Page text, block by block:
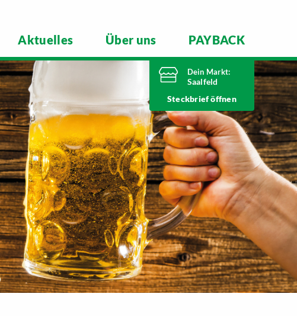
Aktuelles Über uns PAYBACK
Dein Markt:
Saalfeld
Heute bis
Telefonnummer
03671 5970
Mittlerer Watzenbach 4
07318 Saalfeld
Markt ändern
Steckbrief